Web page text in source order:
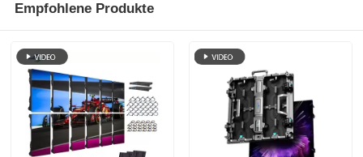
Empfohlene Produkte